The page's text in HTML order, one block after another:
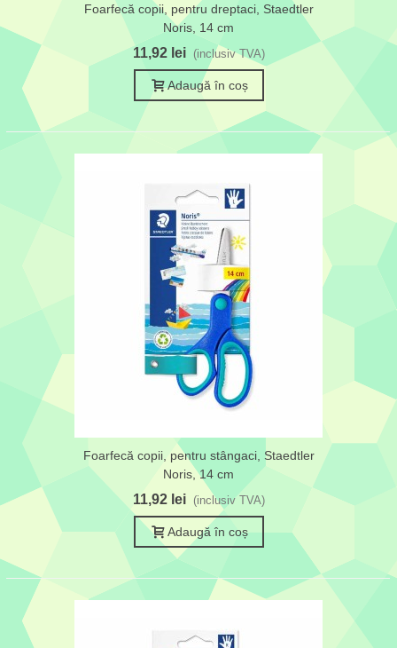
Foarfecă copii, pentru dreptaci, Staedtler
Noris, 14 cm
11,92 lei (inclusiv TVA)
Adaugă în coș
Foarfecă copii, pentru stângaci, Staedtler
Noris, 14 cm
11,92 lei (inclusiv TVA)
Adaugă în coș